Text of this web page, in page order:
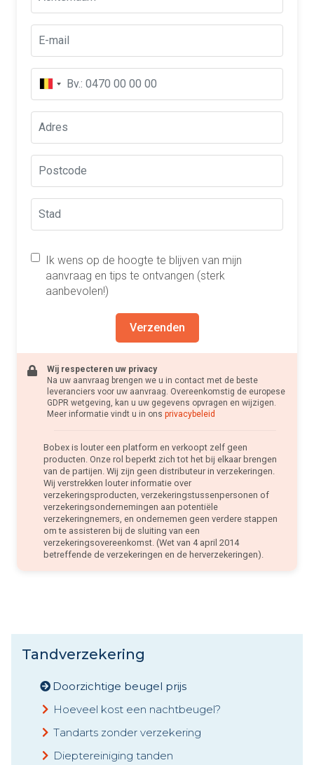
Ik wens op de hoogte te blijven van mijn
aanvraag en tips te ontvangen (sterk
aanbevolen!)
Verzenden
Wij respecteren uw privacy
Na uw aanvraag brengen we u in contact met de beste
leveranciers voor uw aanvraag. Overeenkomstig de europese
GDPR wetgeving, kan u uw gegevens opvragen en wijzigen.
Meer informatie vindt u in ons privacybeleid
Bobex is louter een platform en verkoopt zelf geen
producten. Onze rol beperkt zich tot het bij elkaar brengen
van de partijen. Wij zijn geen distributeur in verzekeringen.
Wij verstrekken louter informatie over
verzekeringsproducten, verzekeringstussenpersonen of
verzekeringsondernemingen aan potentiële
verzekeringnemers, en ondernemen geen verdere stappen
om te assisteren bij de sluiting van een
verzekeringsovereenkomst. (Wet van 4 april 2014
betreffende de verzekeringen en de herverzekeringen).
Tandverzekering
Doorzichtige beugel prijs
Hoeveel kost een nachtbeugel?
Tandarts zonder verzekering
Dieptereiniging tanden